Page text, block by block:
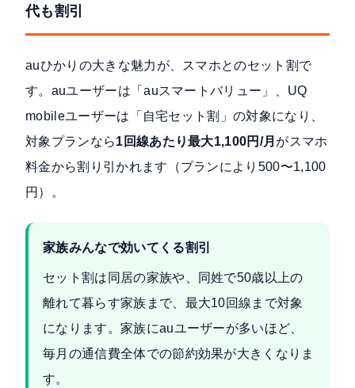
代も割引
auひかりの大きな魅力が、スマホとのセット割で
す。auユーザーは「auスマートバリュー」、UQ
mobileユーザーは「自宅セット割」の対象になり、
対象プランなら1回線あたり最大1,100円/月 がスマホ
料金から割り引かれます（プランにより500〜1,100
円）。
家族みんなで効いてくる割引
セット割は同居の家族や、同姓で50歳以上の
離れて暮らす家族まで、最大10回線まで対象
になります。家族にauユーザーが多いほど、
毎月の通信費全体での節約効果が大きくなりま
す。